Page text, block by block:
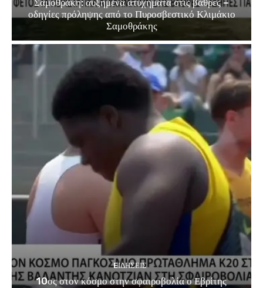
οδηγίες πρόληψης από το Πυροσβεστικό Κλιμάκιο
Σαμοθράκης
EΙΔΗΣΕΙΣ
10ος στον κόσμο στην σφαιροβολία ο Εβρίτης